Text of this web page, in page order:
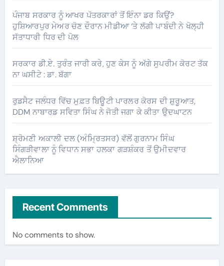
ਪੰਜਾਬ ਸਰਕਾਰ ਨੂੰ ਆਖਰ ਪੱਤਰਕਾਰਾਂ ਤੋਂ ਇੰਨਾ ਡਰ ਕਿਉਂ?
ਹੁਸ਼ਿਆਰਪੁਰ ਮੇਅਰ ਚੋਣ ਦੌਰਾਨ ਮੀਡੀਆ ‘ਤੇ ਲੱਗੀ ਪਾਬੰਦੀ ਨੇ ਖੋਲ੍ਹੀ
ਸੱਤਾਧਾਰੀ ਧਿਰ ਦੀ ਪੋਲ
ਸਰਕਾਰ ਡੀ.ਏ. ਤੁਰੰਤ ਜਾਰੀ ਕਰੇ, ਹੁਣ ਕੇਸ ਨੂੰ ਅੱਗੇ ਸੁਪਰੀਮ ਕੋਰਟ ਤੱਕ
ਨਾ ਘਸੀਟੇ : ਡਾ. ਬੱਗਾ
ਰੁਡਸੈਟ ਜਲੰਧਰ ਵਿੱਚ ਮੁਫ਼ਤ ਬਿਊਟੀ ਪਾਰਲਰ ਕੋਰਸ ਦੀ ਸ਼ੁਰੂਆਤ,
DDM ਨਾਬਾਰਡ ਸਵਿਤਾ ਸਿੰਘ ਨੇ ਜੋਤੀ ਜਗਾ ਕੇ ਕੀਤਾ ਉਦਘਾਟਨ
ਸ਼੍ਰੋਮਣੀ ਅਕਾਲੀ ਦਲ (ਅੰਮ੍ਰਿਤਸਰ) ਵੱਲੋਂ ਗੁਰਨਾਮ ਸਿੰਘ
ਸਿੰਗੜੀਵਾਲਾ ਨੂੰ ਵਿਧਾਨ ਸਭਾ ਹਲਕਾ ਗੜਸ਼ੰਕਰ ਤੋਂ ਉਮੀਦਵਾਰ
ਐਲਾਨਿਆ
Recent Comments
No comments to show.